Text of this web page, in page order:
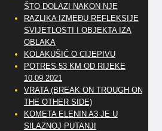
ŠTO DOLAZI NAKON NJE
RAZLIKA IZMEĐU REFLEKSIJE
SVIJETLOSTI I OBJEKTA IZA
OBLAKA
KOLAKUŠIĆ O CIJEPIVU
POTRES 53 KM OD RIJEKE
10.09.2021
VRATA (BREAK ON TROUGH ON
THE OTHER SIDE)
KOMETA ELENIN A3 JE U
SILAZNOJ PUTANJI